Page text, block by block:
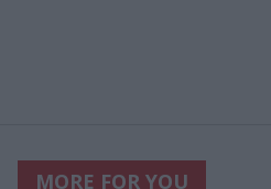
MORE FOR YOU